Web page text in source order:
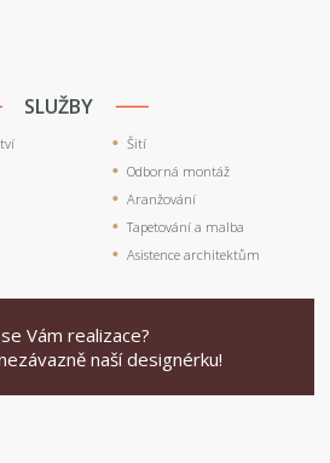
SLUŽBY
Šití
Odborná montáž
Aranžování
Tapetování a malba
Asistence architektům
Vám realizace?
naší designérku!